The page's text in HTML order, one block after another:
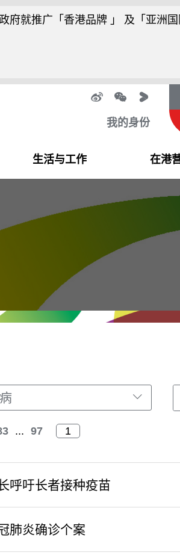
府就推广「香港品牌 」 及「亚洲
我的身份
生活与工作 在港
... 97
呼吁长者接种疫苗
肺炎确诊个案